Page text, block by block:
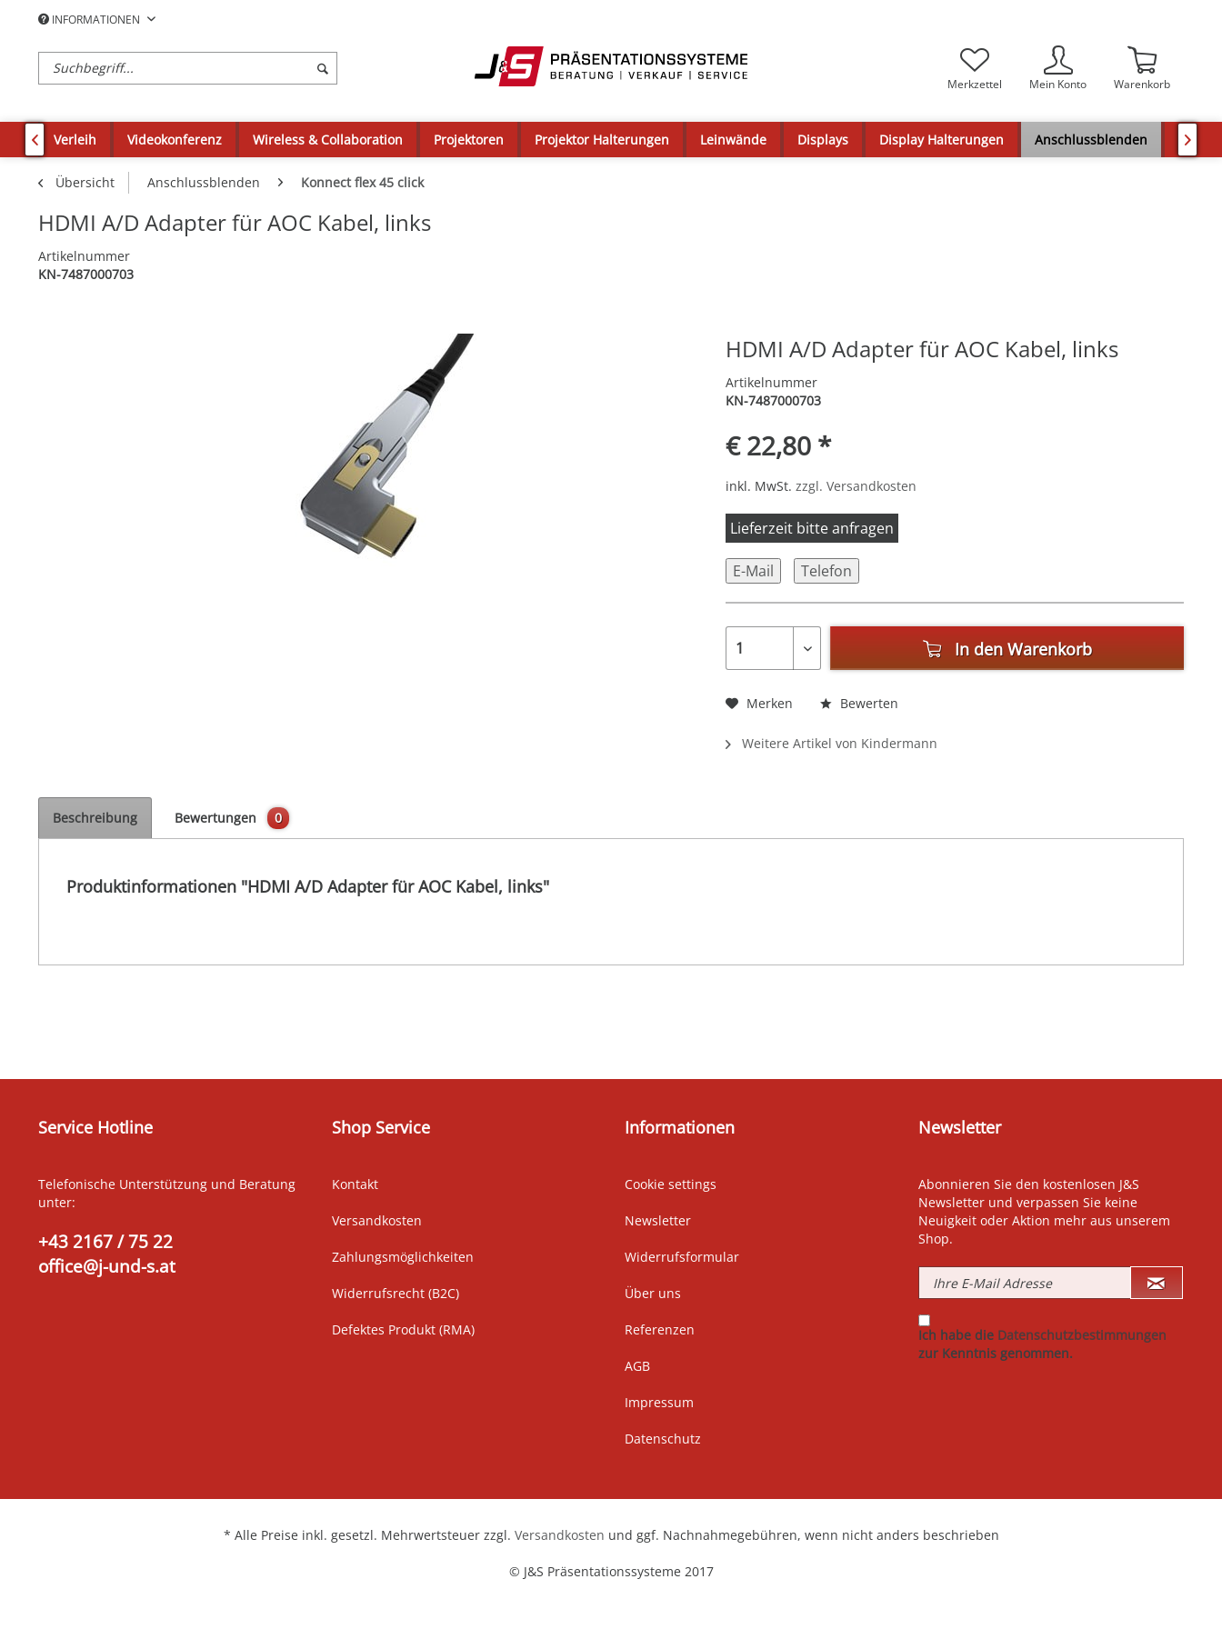
INFORMATIONEN
Merkzettel Mein Konto Warenkorb
Verleih Videokonferenz Wireless & Collaboration Projektoren Projektor Halterungen Leinwände Displays Display Halterungen Anschlussblenden
 
Übersicht Anschlussblenden Konnect flex 45 click
HDMI A/D Adapter für AOC Kabel, links
Artikelnummer
KN-7487000703
HDMI A/D Adapter für AOC Kabel, links
Artikelnummer
KN-7487000703
€ 22,80 *
inkl. MwSt. zzgl. Versandkosten
Lieferzeit bitte anfragen
E-Mail Telefon
In den Warenkorb
Merken Bewerten
Weitere Artikel von Kindermann
Beschreibung Bewertungen 0
Produktinformationen "HDMI A/D Adapter für AOC Kabel, links"
Service Hotline
Telefonische Unterstützung und Beratung
unter:
+43 2167 / 75 22
office@j-und-s.at
Shop Service
Kontakt
Versandkosten
Zahlungsmöglichkeiten
Widerrufsrecht (B2C)
Defektes Produkt (RMA)
Informationen
Cookie settings
Newsletter
Widerrufsformular
Über uns
Referenzen
AGB
Impressum
Datenschutz
Newsletter
Abonnieren Sie den kostenlosen J&S
Newsletter und verpassen Sie keine
Neuigkeit oder Aktion mehr aus unserem
Shop.
Ich habe die Datenschutzbestimmungen
zur Kenntnis genommen.
* Alle Preise inkl. gesetzl. Mehrwertsteuer zzgl. Versandkosten und ggf. Nachnahmegebühren, wenn nicht anders beschrieben
© J&S Präsentationssysteme 2017